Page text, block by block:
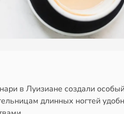
в Луизиане создали
длинных ногтей